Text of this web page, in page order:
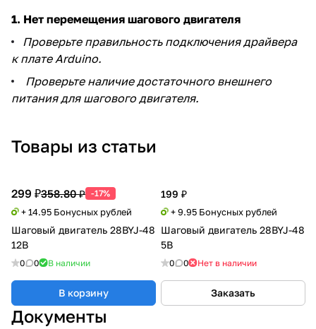
1. Нет перемещения шагового двигателя
Проверьте правильность подключения драйвера
к плате Arduino.
Проверьте наличие достаточного внешнего
питания для шагового двигателя.
Товары из статьи
299 ₽358.80 ₽ -17%
+ 14.95 Бонусных рублей
Шаговый двигатель 28BYJ-48
12В
0 0 В наличии
В корзину
199 ₽
+ 9.95 Бонусных рублей
Шаговый двигатель 28BYJ-48
5В
0 0 Нет в наличии
Заказать
Документы